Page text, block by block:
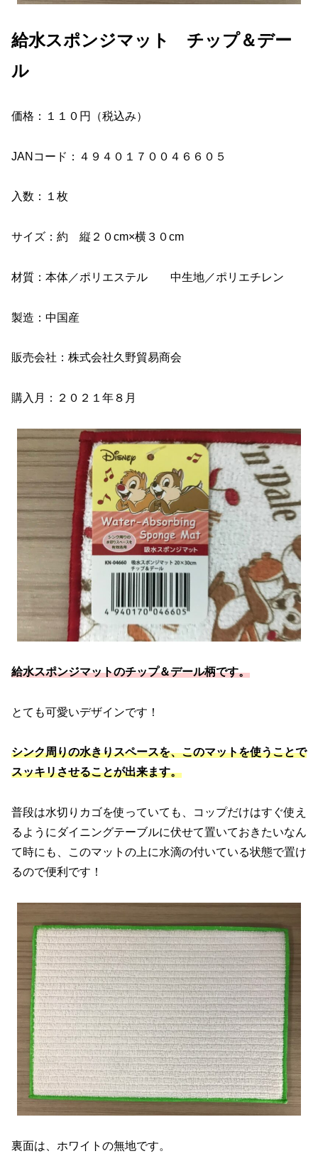
給水スポンジマット チップ＆デー
ル
価格：１１０円（税込み）
JANコード：４９４０１７００４６６０５
入数：１枚
サイズ：約 縦２０cm×横３０cm
材質：本体／ポリエステル 中生地／ポリエチレン
製造：中国産
販売会社：株式会社久野貿易商会
購入月：２０２１年８月
給水スポンジマットのチップ＆デール柄です。
とても可愛いデザインです！
シンク周りの水きりスペースを、このマットを使うことで
スッキリさせることが出来ます。
普段は水切りカゴを使っていても、コップだけはすぐ使え
るようにダイニングテーブルに伏せて置いておきたいなん
て時にも、このマットの上に水滴の付いている状態で置け
るので便利です！
裏面は、ホワイトの無地です。